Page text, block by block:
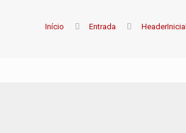
Início Entrada HeaderInicial